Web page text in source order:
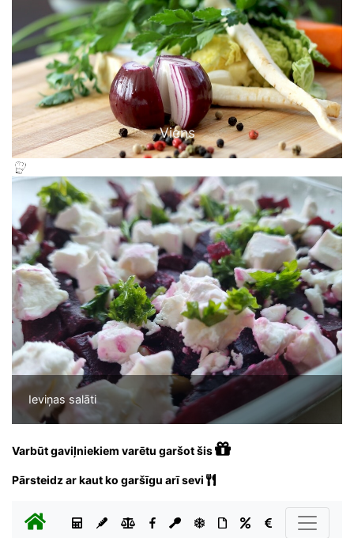
Viens
Ieviņas salāti
Varbūt gaviļniekiem varētu garšot šis
Pārsteidz ar kaut ko garšīgu arī sevi